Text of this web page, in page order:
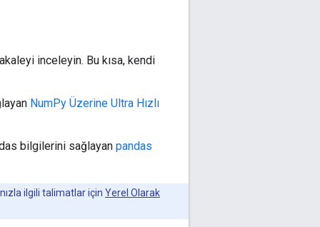
inceleyin. Bu kısa, kendi
NumPy Üzerine Ultra Hızlı
bilgilerini sağlayan pandas
ilgili talimatlar için Yerel Olarak